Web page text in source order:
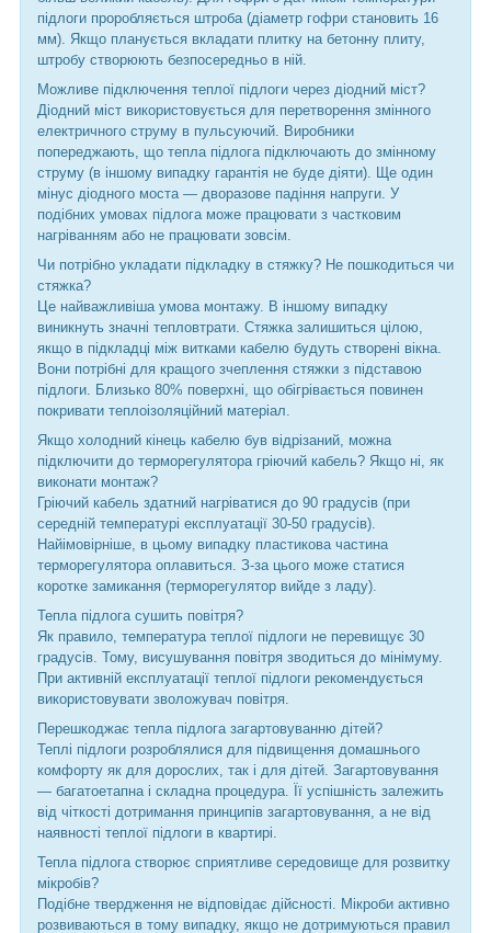
підлоги проробляється штроба (діаметр гофри становить 16
мм). Якщо планується вкладати плитку на бетонну плиту,
штробу створюють безпосередньо в ній.
Можливе підключення теплої підлоги через діодний міст?
Діодний міст використовується для перетворення змінного
електричного струму в пульсуючий. Виробники
попереджають, що тепла підлога підключають до змінному
струму (в іншому випадку гарантія не буде діяти). Ще один
мінус діодного моста — дворазове падіння напруги. У
подібних умовах підлога може працювати з частковим
нагріванням або не працювати зовсім.
Чи потрібно укладати підкладку в стяжку? Не пошкодиться чи
стяжка?
Це найважливіша умова монтажу. В іншому випадку
виникнуть значні тепловтрати. Стяжка залишиться цілою,
якщо в підкладці між витками кабелю будуть створені вікна.
Вони потрібні для кращого зчеплення стяжки з підставою
підлоги. Близько 80% поверхні, що обігрівається повинен
покривати теплоізоляційний матеріал.
Якщо холодний кінець кабелю був відрізаний, можна
підключити до терморегулятора гріючий кабель? Якщо ні, як
виконати монтаж?
Гріючий кабель здатний нагріватися до 90 градусів (при
середній температурі експлуатації 30-50 градусів).
Найімовірніше, в цьому випадку пластикова частина
терморегулятора оплавиться. З-за цього може статися
коротке замикання (терморегулятор вийде з ладу).
Тепла підлога сушить повітря?
Як правило, температура теплої підлоги не перевищує 30
градусів. Тому, висушування повітря зводиться до мінімуму.
При активній експлуатації теплої підлоги рекомендується
використовувати зволожувач повітря.
Перешкоджає тепла підлога загартовуванню дітей?
Теплі підлоги розроблялися для підвищення домашнього
комфорту як для дорослих, так і для дітей. Загартовування
— багатоетапна і складна процедура. Її успішність залежить
від чіткості дотримання принципів загартовування, а не від
наявності теплої підлоги в квартирі.
Тепла підлога створює сприятливе середовище для розвитку
мікробів?
Подібне твердження не відповідає дійсності. Мікроби активно
розвиваються в тому випадку, якщо не дотримуються правил